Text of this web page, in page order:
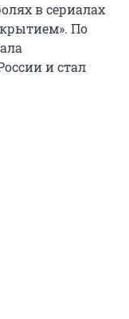
в сериалах
По
и стал